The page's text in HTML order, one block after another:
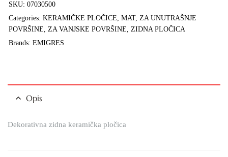
SKU: 07030500
Categories: KERAMIČKE PLOČICE, MAT, ZA UNUTRAŠNJE
POVRŠINE, ZA VANJSKE POVRŠINE, ZIDNA PLOČICA
Brands: EMIGRES
Opis
Dekorativna zidna keramička pločica